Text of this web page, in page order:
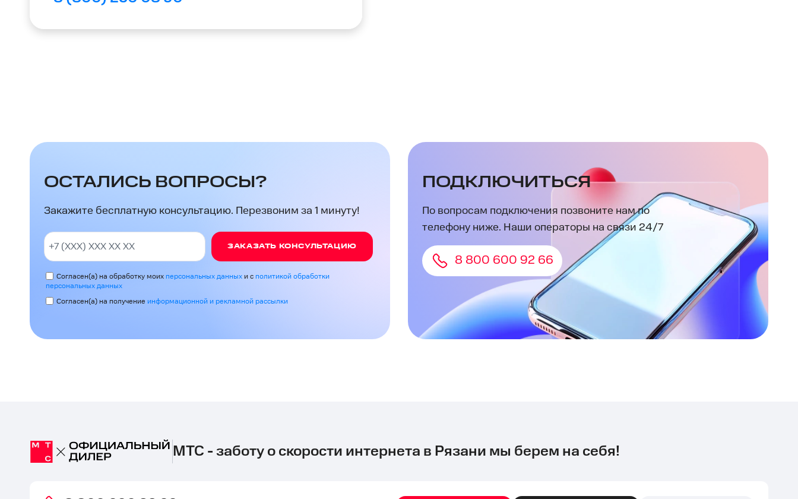
ОСТАЛИСЬ ВОПРОСЫ?
Закажите бесплатную консультацию. Перезвоним за 1 минуту!
ЗАКАЗАТЬ КОНСУЛЬТАЦИЮ
Согласен(а) на обработку моих персональных данных и с политикой обработки
персональных данных
Согласен(а) на получение информационной и рекламной рассылки
ПОДКЛЮЧИТЬСЯ
По вопросам подключения позвоните нам по
телефону ниже. Наши операторы на связи 24/7
8 800 600 92 66
МТС - заботу о скорости интернета в Рязани мы берем на себя!